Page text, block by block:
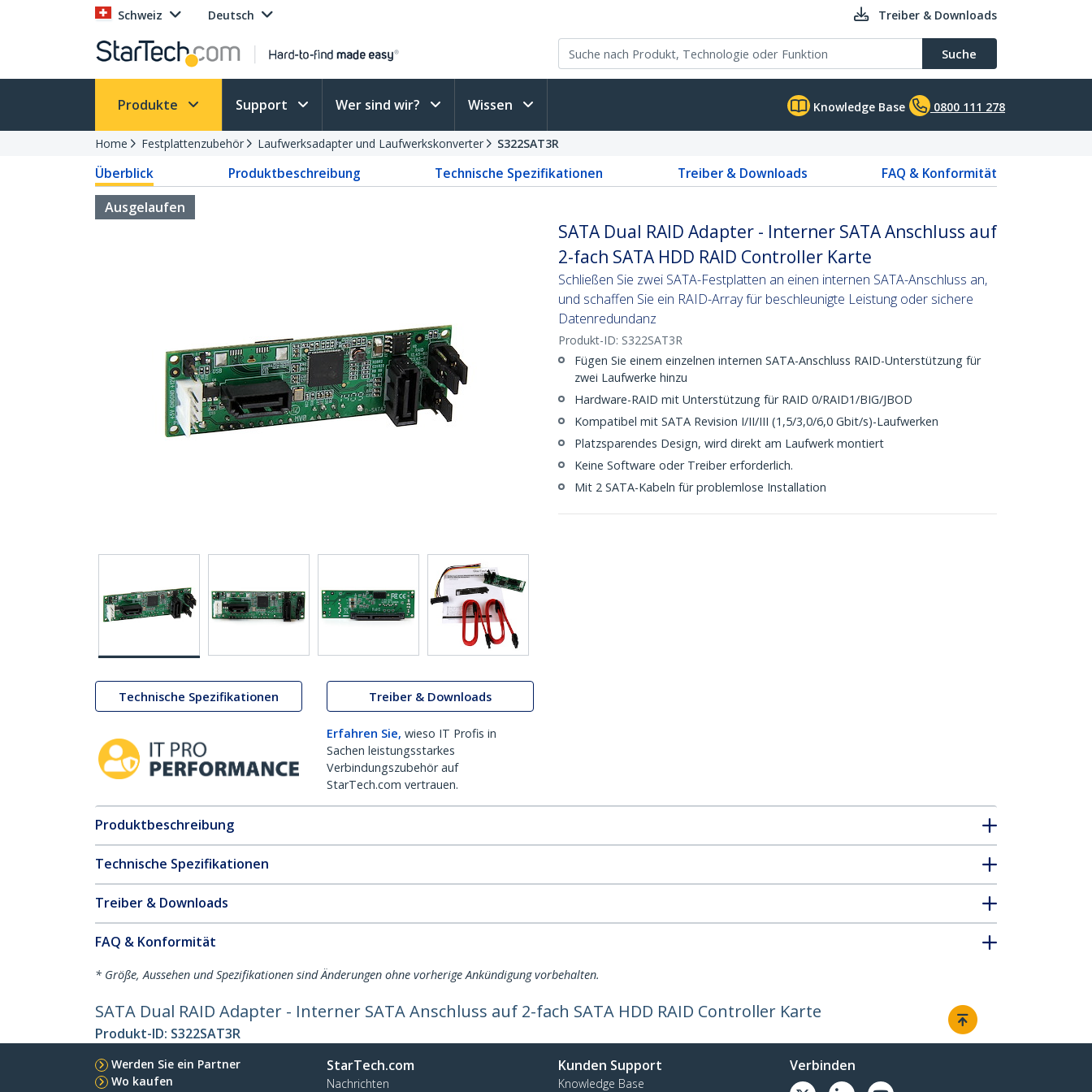
Schweiz Deutsch Treiber & Downloads
Suche
Produkte Support Wer sind wir? Wissen Knowledge Base 0800 111 278
Home Festplattenzubehör Laufwerksadapter und Laufwerkskonverter S322SAT3R
Überblick Produktbeschreibung Technische Spezifikationen Treiber & Downloads
FAQ & Konformität
Ausgelaufen
Technische Spezifikationen Treiber & Downloads
Erfahren Sie, wieso IT Profis in
Sachen leistungsstarkes
Verbindungszubehör auf
StarTech.com vertrauen.
SATA Dual RAID Adapter - Interner SATA Anschluss auf
2-fach SATA HDD RAID Controller Karte
Schließen Sie zwei SATA-Festplatten an einen internen SATA-Anschluss an,
und schaffen Sie ein RAID-Array für beschleunigte Leistung oder sichere
Datenredundanz
Produkt-ID: S322SAT3R
Fügen Sie einem einzelnen internen SATA-Anschluss RAID-Unterstützung für
zwei Laufwerke hinzu
Hardware-RAID mit Unterstützung für RAID 0/RAID1/BIG/JBOD
Kompatibel mit SATA Revision I/II/III (1,5/3,0/6,0 Gbit/s)-Laufwerken
Platzsparendes Design, wird direkt am Laufwerk montiert
Keine Software oder Treiber erforderlich.
Mit 2 SATA-Kabeln für problemlose Installation
Produktbeschreibung
Technische Spezifikationen
Treiber & Downloads
FAQ & Konformität
* Größe, Aussehen und Spezifikationen sind Änderungen ohne vorherige Ankündigung vorbehalten.
SATA Dual RAID Adapter - Interner SATA Anschluss auf 2-fach SATA HDD RAID Controller Karte
Produkt-ID: S322SAT3R
Werden Sie ein Partner
Wo kaufen
StarTech.com
Nachrichten
Kunden Support
Knowledge Base
Verbinden